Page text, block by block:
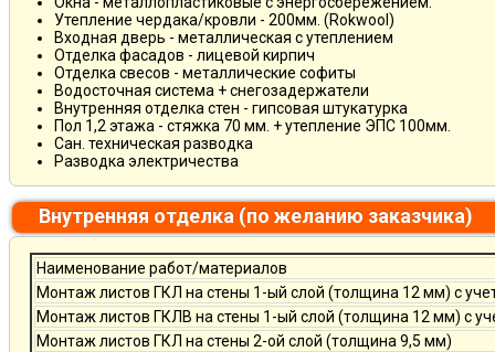
Утепление чердака/кровли - 200мм. (Rokwool)
Входная дверь - металлическая с утеплением
Отделка фасадов - лицевой кирпич
Отделка свесов - металлические софиты
Водосточная система + снегозадержатели
Внутренняя отделка стен - гипсовая штукатурка
Пол 1,2 этажа - стяжка 70 мм. + утепление ЭПС 100мм.
Сан. техническая разводка
Разводка электричества
Внутренняя отделка (по желанию заказчика)
Наименование работ/материалов
Монтаж листов ГКЛ на стены 1-ый слой (толщина 12 мм) с
Монтаж листов ГКЛВ на стены 1-ый слой (толщина 12 мм) с
Монтаж листов ГКЛ на стены 2-ой слой (толщина 9,5 мм)